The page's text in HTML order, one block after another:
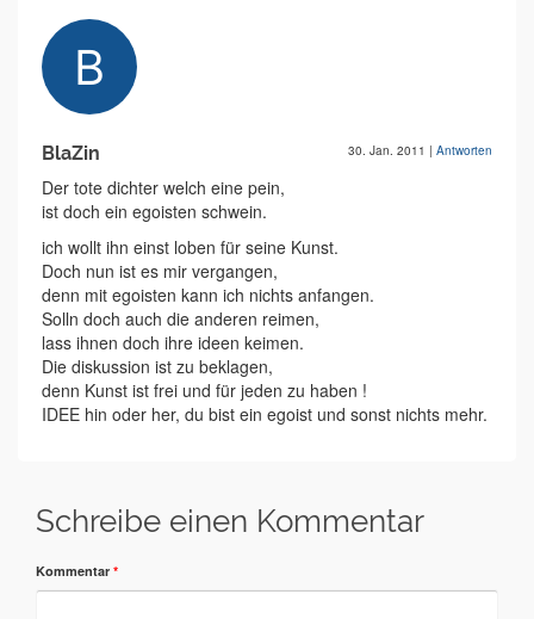
BlaZin 30. Jan. 2011 | Antworten
Der tote dichter welch eine pein,
ist doch ein egoisten schwein.
ich wollt ihn einst loben für seine Kunst.
Doch nun ist es mir vergangen,
denn mit egoisten kann ich nichts anfangen.
Solln doch auch die anderen reimen,
lass ihnen doch ihre ideen keimen.
Die diskussion ist zu beklagen,
denn Kunst ist frei und für jeden zu haben !
IDEE hin oder her, du bist ein egoist und sonst nichts mehr.
Schreibe einen Kommentar
Kommentar *